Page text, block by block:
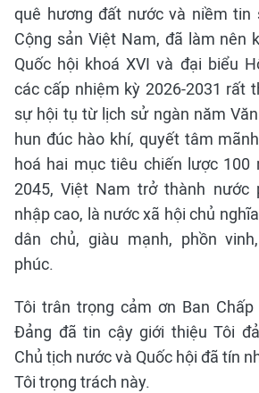
quê hương đất nước và niềm tin
Cộng sản Việt Nam, đã làm nên
Quốc hội khoá XVI và đại biểu
các cấp nhiệm kỳ 2026-2031 rất
sự hội tụ từ lịch sử ngàn năm
hun đúc hào khí, quyết tâm
hoá hai mục tiêu chiến lược 100
2045, Việt Nam trở thành nước
nhập cao, là nước xã hội chủ
dân chủ, giàu mạnh, phồn
phúc.
Tôi trân trọng cảm ơn Ban Chấp
Đảng đã tin cậy giới thiệu Tôi
Chủ tịch nước và Quốc hội đã tín
Tôi trọng trách này.